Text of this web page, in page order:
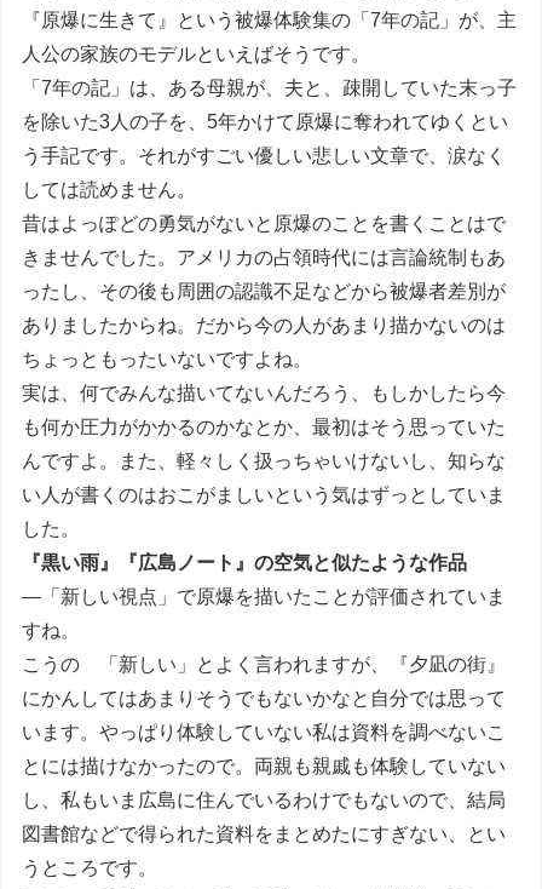
『原爆に生きて』という被爆体験集の「7年の記」が、主
人公の家族のモデルといえばそうです。
「7年の記」は、ある母親が、夫と、疎開していた末っ子
を除いた3人の子を、5年かけて原爆に奪われてゆくとい
う手記です。それがすごい優しい悲しい文章で、涙なく
しては読めません。
昔はよっぽどの勇気がないと原爆のことを書くことはで
きませんでした。アメリカの占領時代には言論統制もあ
ったし、その後も周囲の認識不足などから被爆者差別が
ありましたからね。だから今の人があまり描かないのは
ちょっともったいないですよね。
実は、何でみんな描いてないんだろう、もしかしたら今
も何か圧力がかかるのかなとか、最初はそう思っていた
んですよ。また、軽々しく扱っちゃいけないし、知らな
い人が書くのはおこがましいという気はずっとしていま
した。
『黒い雨』『広島ノート』の空気と似たような作品
―「新しい視点」で原爆を描いたことが評価されていま
すね。
こうの 「新しい」とよく言われますが、『夕凪の街』
にかんしてはあまりそうでもないかなと自分では思って
います。やっぱり体験していない私は資料を調べないこ
とには描けなかったので。両親も親戚も体験していない
し、私もいま広島に住んでいるわけでもないので、結局
図書館などで得られた資料をまとめたにすぎない、とい
うところです。